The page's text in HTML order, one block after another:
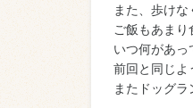
また、歩け
ご飯もあまり
いつ何があっ
前回と同じよ
またドッグラ